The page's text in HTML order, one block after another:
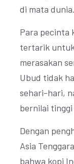
di mata dunia.
Para pecinta
tertarik
merasakan
Ubud tidak
sehari-hari,
bernilai
Dengan
Asia
bahwa kopi